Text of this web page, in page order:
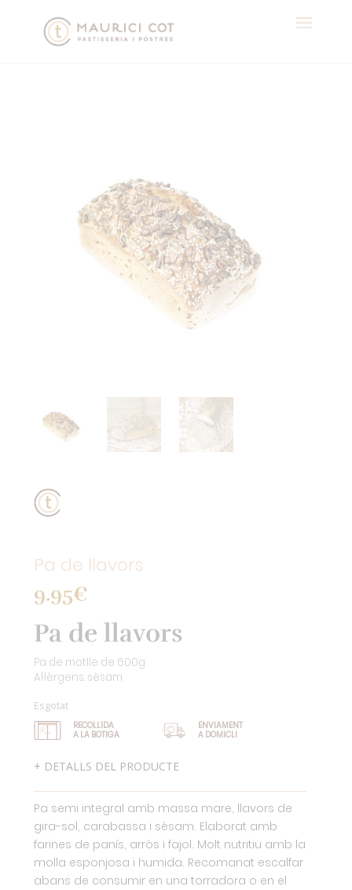
Pa de llavors
9.95€
Pa de llavors
Pa de motlle de 600g
Al·lèrgens: sèsam
Esgotat
RECOLLIDA
A LA BOTIGA
ENVIAMENT
A DOMICLI
+ DETALLS DEL PRODUCTE
Pa semi integral amb massa mare, llavors de
gira-sol, carabassa i sèsam. Elaborat amb
farines de panís, arròs i fajol. Molt nutritiu amb la
molla esponjosa i humida. Recomanat escalfar
abans de consumir en una torradora o en el